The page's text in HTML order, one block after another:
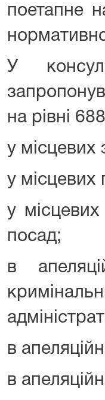
поетапне
У
на рівні
у
у
у
посад;
в
в
в